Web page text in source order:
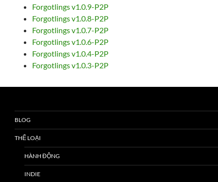
Forgotlings v1.0.9-P2P
Forgotlings v1.0.8-P2P
Forgotlings v1.0.7-P2P
Forgotlings v1.0.6-P2P
Forgotlings v1.0.4-P2P
Forgotlings v1.0.3-P2P
BLOG
THỂ LOẠI
HÀNH ĐỘNG
INDIE